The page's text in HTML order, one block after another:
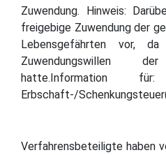
Zuwendung. Hinweis:
freigebige Zuwendung der
Lebensgefährten vor,
Zuwendungswillen
hatte.Information
Erbschaft-/
Verfahrensbeteiligte haben